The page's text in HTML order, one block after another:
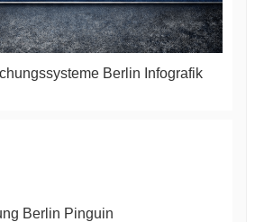
Berlin Infografik
Berlin Pinguin